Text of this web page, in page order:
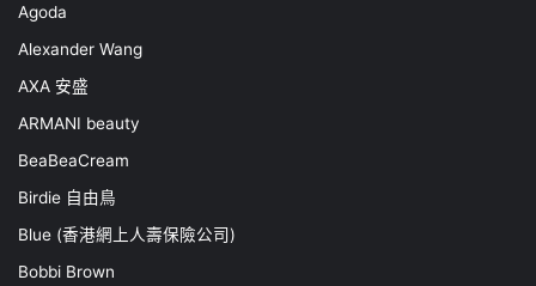
Agoda
Alexander Wang
AXA 安盛
ARMANI beauty
BeaBeaCream
Birdie 自由鳥
Blue (香港網上人壽保險公司)
Bobbi Brown